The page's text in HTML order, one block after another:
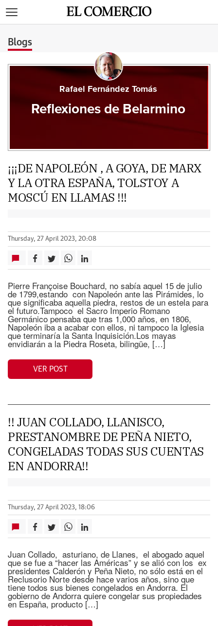
Blogs
Rafael Fernández Tomás
Reflexiones de Belarmino
¡¡¡DE NAPOLEÓN , A GOYA, DE MARX
Y LA OTRA ESPAÑA, TOLSTOY A
MOSCÚ EN LLAMAS !!!
Thursday, 27 April 2023, 20:08
Pierre Françoise Bouchard, no sabía aquel 15 de julio
de 1799,estando con Napoleón ante las Pirámides, lo
que significaba aquella piedra, restos de un estela para
el futuro.Tampoco el Sacro Imperio Romano
Germánico pensaba que tras 1,000 años, en 1806,
Napoleón iba a acabar con ellos, ni tampoco la Iglesia
que terminaría la Santa Inquisición.Los mayas
envidiarán a la Piedra Roseta, bilingüe, […]
VER POST
!! JUAN COLLADO, LLANISCO,
PRESTANOMBRE DE PEÑA NIETO,
CONGELADAS TODAS SUS CUENTAS
EN ANDORRA!!
Thursday, 27 April 2023, 18:06
Juan Collado, asturiano, de Llanes, el abogado aquel
que se fue a “hacer las Américas” y se alió con los ex
presidentes Calderón y Peña Nieto, no sólo está en el
Reclusorio Norte desde hace varios años, sino que
tiene todos sus bienes congelados en Andorra. El
gobierno de Andorra quiere congelar sus propiedades
en España, producto […]